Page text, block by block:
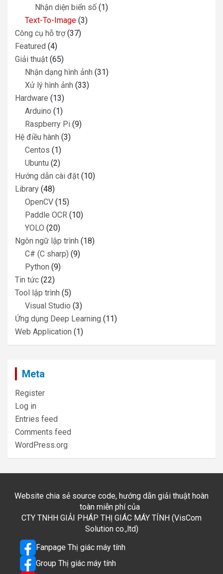
Nhận diện biển số (1)
Text-To-Image (3)
Công cụ hỗ trợ(37)
Featured (4)
Giải thuật (65)
Nhận dạng hình ảnh (31)
Xử lý hình ảnh (33)
Hardware (13)
Arduino (1)
Raspberry Pi (9)
Hệ điều hành (3)
Centos (1)
Ubuntu (2)
Hướng dẫn cài đặt (10)
Library (48)
OpenCV (15)
Paddle OCR (10)
YOLO (20)
Ngôn ngữ lập trình (18)
C# (C sharp) (9)
Python (9)
Tin tức (22)
Tool lập trình (5)
Visual Studio (3)
Ứng dụng Deep Learning (11)
Web Application (1)
Meta
Register
Log in
Entries feed
Comments feed
WordPress.org
Website chia sẻ source code, hướng dẫn giải thuật hoàn
toàn miễn phí của
CTY TNHH GIẢI PHÁP THỊ GIÁC MÁY TÍNH (VisCom
Solution co.,ltd)
Fanpage Thị giác máy tính
Group Thị giác máy tính